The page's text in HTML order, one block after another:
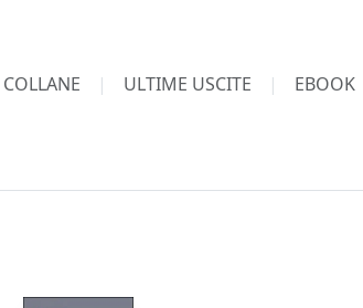
COLLANE ULTIME USCITE EBOOK